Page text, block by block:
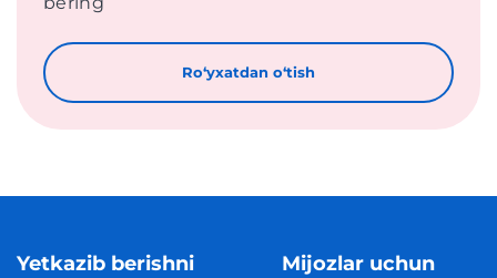
Roʻyxatdan oʻtish
Yetkazib berishni
Mijozlar uchun